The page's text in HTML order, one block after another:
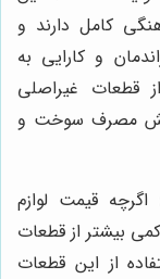
کامل دارند و
و کارایی به
قطعات غیراصلی
مصرف سوخت و
اگرچه قیمت لوازم
بیشتر از قطعات
از این قطعات